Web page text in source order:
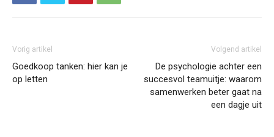
Vorig artikel
Goedkoop tanken: hier kan je
op letten
Volgend artikel
De psychologie achter een
succesvol teamuitje: waarom
samenwerken beter gaat na
een dagje uit